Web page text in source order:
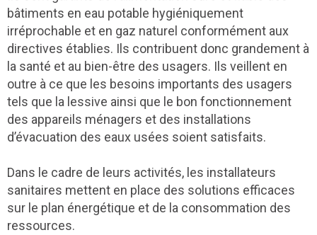
bâtiments en eau potable hygiéniquement
irréprochable et en gaz naturel conformément aux
directives établies. Ils contribuent donc grandement à
la santé et au bien-être des usagers. Ils veillent en
outre à ce que les besoins importants des usagers
tels que la lessive ainsi que le bon fonctionnement
des appareils ménagers et des installations
d’évacuation des eaux usées soient satisfaits.
Dans le cadre de leurs activités, les installateurs
sanitaires mettent en place des solutions efficaces
sur le plan énergétique et de la consommation des
ressources.